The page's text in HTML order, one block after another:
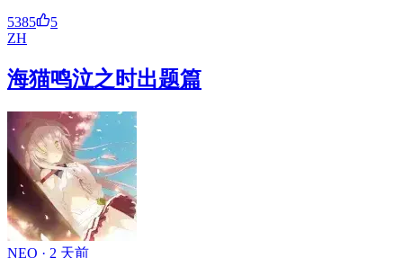
5385
5
ZH
海猫鸣泣之时出题篇
NEO · 2 天前